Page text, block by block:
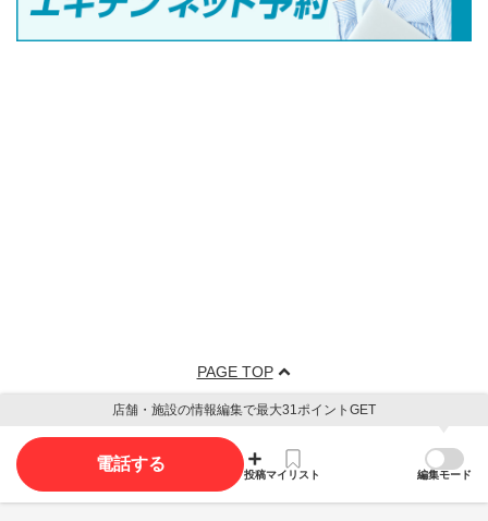
PAGE TOP
店舗・施設の情報編集で最大31ポイントGET
電話する
投稿マイリスト 編集モード